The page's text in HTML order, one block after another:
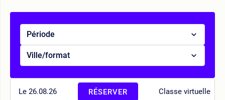
Période
Ville/format
Le 26.08.26 Classe virtuelle
RÉSERVER